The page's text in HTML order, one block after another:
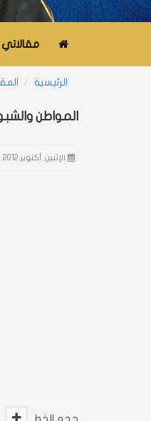
مقالاتي
الرئيسية
المواطن
الإثنين, أكتوبر 15th, 2012
حجم الخط